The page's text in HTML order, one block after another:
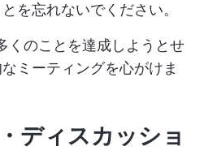
を忘れないでください。
くのことを達成しようとせ
ミーティングを心がけま
ディスカッショ